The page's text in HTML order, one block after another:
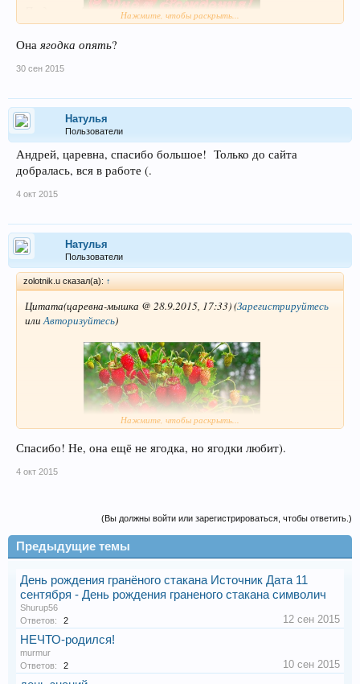
Нажмите, чтобы раскрыть...
Она ягодка опять?
30 сен 2015
Натулья
Пользователи
Андрей, царевна, спасибо большое! Только до сайта
добралась, вся в работе (.
4 окт 2015
Натулья
Пользователи
zolotnik.u сказал(а): ↑
Цитата(царевна-мышка @ 28.9.2015, 17:33)(Зарегистрируйтесь
илиАвторизуйтесь)
Нажмите, чтобы раскрыть...
Спасибо! Не, она ещё не ягодка, но ягодки любит).
4 окт 2015
(Вы должны войти или зарегистрироваться, чтобы ответить.)
Предыдущие темы
День рождения гранёного стакана Источник Дата 11
сентября - День рождения граненого стакана символич
Shurup56
Ответов:
2 12 сен 2015
НЕЧТО-родился!
murmur
Ответов:
2 10 сен 2015